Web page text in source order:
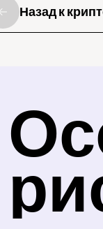
Назад к